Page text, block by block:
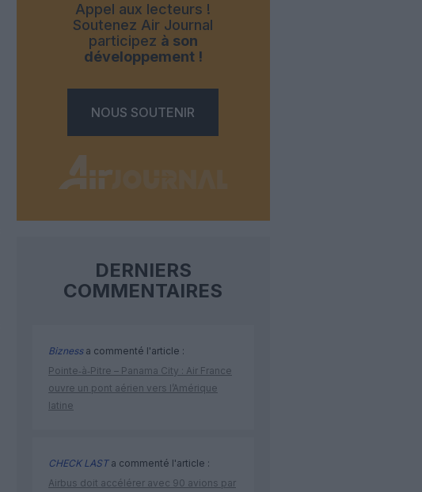
Appel aux lecteurs !
Soutenez Air Journal
participez à son
développement !
NOUS SOUTENIR
DERNIERS
COMMENTAIRES
Biznessa commenté l'article :
Pointe‑à‑Pitre – Panama City : Air France
ouvre un pont aérien vers l’Amérique
latine
CHECK LASTa commenté l'article :
Airbus doit accélérer avec 90 avions par